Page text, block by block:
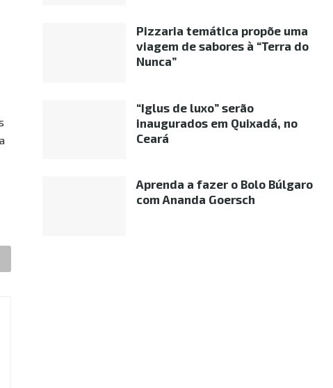
Pizzaria temática propõe uma
viagem de sabores à “Terra do
Nunca”
“Iglus de luxo” serão
inaugurados em Quixadá, no
Ceará
Aprenda a fazer o Bolo Búlgaro
com Ananda Goersch